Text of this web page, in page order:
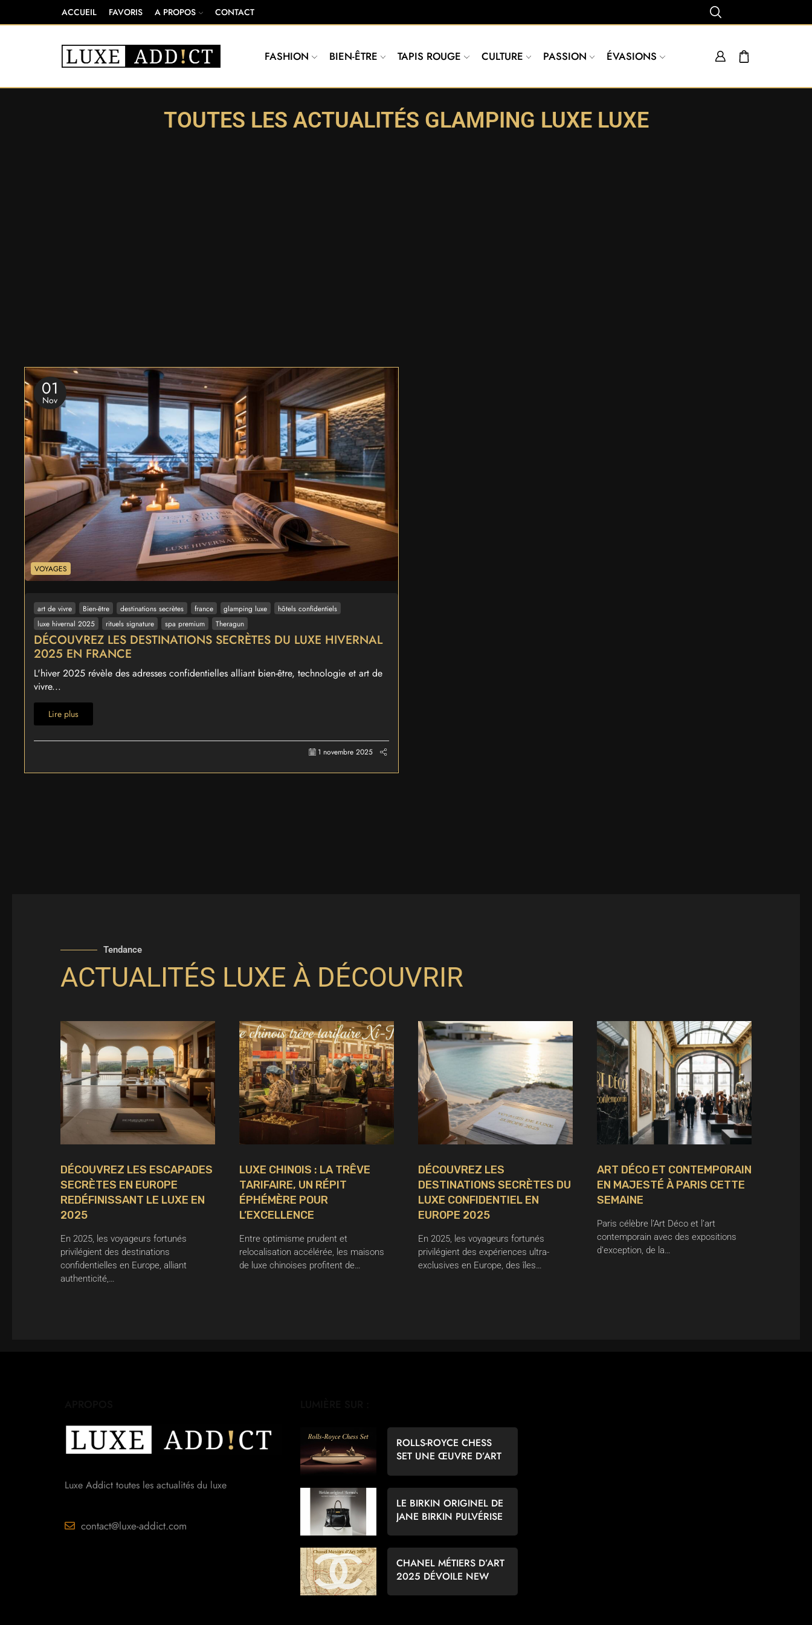
ACCUEIL FAVORIS A PROPOS CONTACT
FASHION BIEN-ÊTRE TAPIS ROUGE CULTURE PASSION ÉVASIONS
TOUTES LES ACTUALITÉS GLAMPING LUXE LUXE
01
Nov
VOYAGES
art de vivre Bien-être destinations secrètes france glamping luxe
hôtels confidentiels
luxe hivernal 2025
rituels signature spa premium Theragun
DÉCOUVREZ LES DESTINATIONS SECRÈTES DU LUXE HIVERNAL
2025 EN FRANCE
L'hiver 2025 révèle des adresses confidentielles alliant bien-être, technologie et art de
vivre...
Lire plus
1 novembre 2025
Tendance
ACTUALITÉS LUXE À DÉCOUVRIR
DÉCOUVREZ LES ESCAPADES
SECRÈTES EN EUROPE
REDÉFINISSANT LE LUXE EN
2025
En 2025, les voyageurs fortunés
privilégient des destinations
confidentielles en Europe, alliant
authenticité,…
LUXE CHINOIS : LA TRÊVE
TARIFAIRE, UN RÉPIT
ÉPHÉMÈRE POUR
L’EXCELLENCE
Entre optimisme prudent et
relocalisation accélérée, les maisons
de luxe chinoises profitent de…
DÉCOUVREZ LES
DESTINATIONS SECRÈTES DU
LUXE CONFIDENTIEL EN
EUROPE 2025
En 2025, les voyageurs fortunés
privilégient des expériences ultra-
exclusives en Europe, des îles…
ART DÉCO ET CONTEMPORAIN
EN MAJESTÉ À PARIS CETTE
SEMAINE
Paris célèbre l’Art Déco et l’art
contemporain avec des expositions
d’exception, de la…
Luxe Addict toutes les actualités du luxe
contact@luxe-addict.com
ROLLS-ROYCE CHESS
SET UNE ŒUVRE D’ART
LE BIRKIN ORIGINEL DE
JANE BIRKIN PULVÉRISE
CHANEL MÉTIERS D’ART
2025 DÉVOILE NEW